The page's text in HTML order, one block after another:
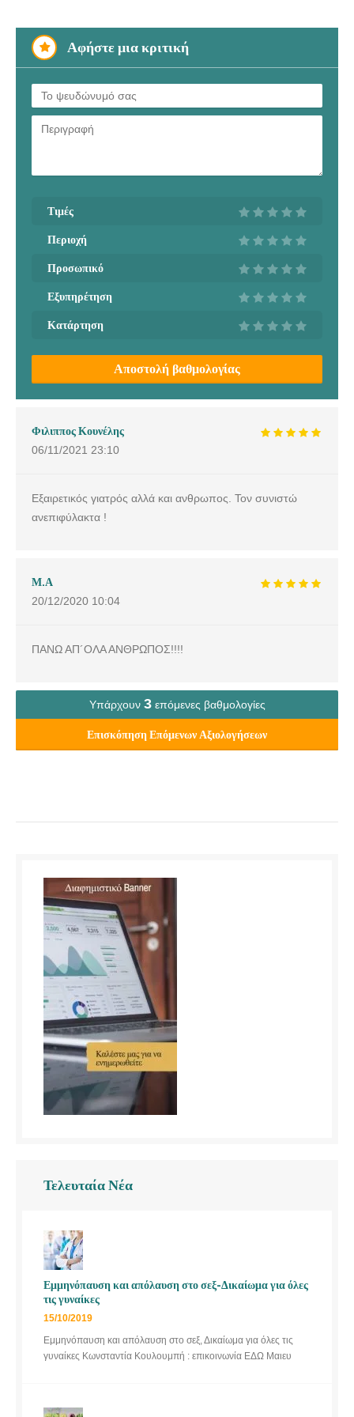
Αφήστε μια κριτική
Τιμές
Περιοχή
Προσωπικό
Εξυπηρέτηση
Κατάρτηση
Αποστολή βαθμολογίας
Φιλιππος Κουνέλης
06/11/2021 23:10
Εξαιρετικός γιατρός αλλά και ανθρωπος. Τον συνιστώ
ανεπιφύλακτα !
Μ.Α
20/12/2020 10:04
ΠΑΝΩ ΑΠ´ΟΛΑ ΑΝΘΡΩΠΟΣ!!!!
Υπάρχουν 3επόμενες βαθμολογίες
Επισκόπηση Επόμενων Αξιολογήσεων
Τελευταία Νέα
Εμμηνόπαυση και απόλαυση στο σεξ-Δικαίωμα για όλες
τις γυναίκες
15/10/2019
Εμμηνόπαυση και απόλαυση στο σεξ, Δικαίωμα για όλες τις
γυναίκες Κωνσταντία Κουλουμπή : επικοινωνία ΕΔΩ Μαιευ